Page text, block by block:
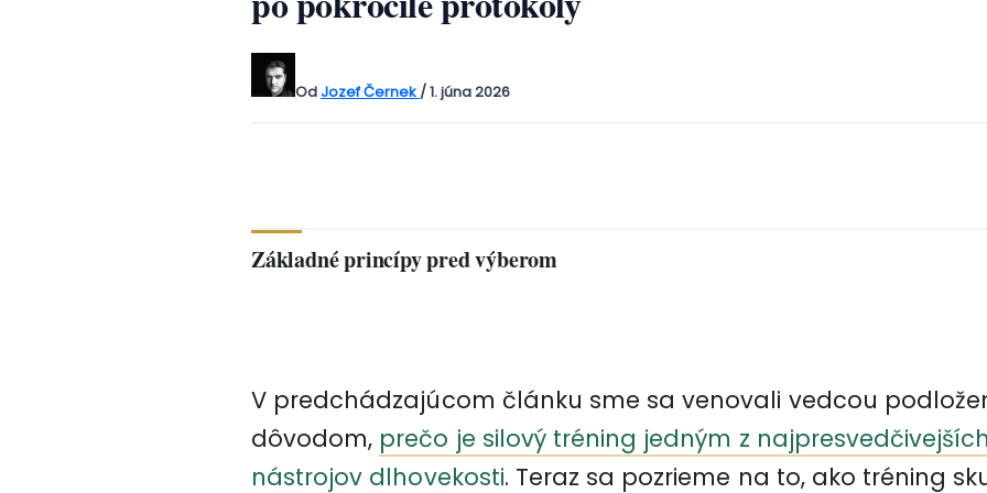
OdJozef Černek /1. júna 2026
Základné princípy pred výberom
V predchádzajúcom článku sme sa venovali vedcou
dôvodom, prečo je silový tréning jedným z najpresvedčivejších
nástrojov dlhovekosti. Teraz sa pozrieme na to, ako tréning